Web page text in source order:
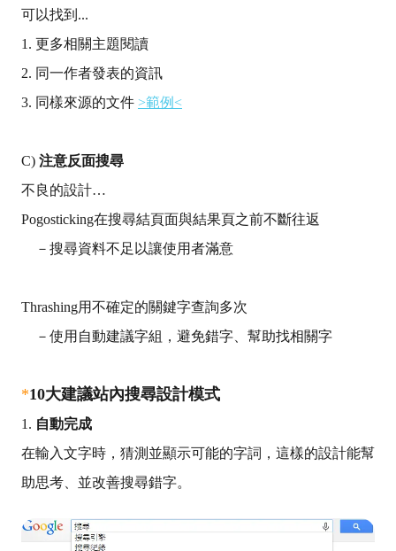
可以找到 ...
1. 更多相關主題閱讀
2. 同一作者發表的資訊
3. 同樣來源的文件 >範例 <
C) 注意反面搜尋
不良的設計…
Pogosticking在搜尋結頁面與結果頁之前不斷往返
－搜尋資料不足以讓使用者滿意
Thrashing用不確定的關鍵字查詢多次
－使用自動建議字組，避免錯字、幫助找相關字
*10大建議站內搜尋設計模式
1. 自動完成
在輸入文字時，猜測並顯示可能的字詞，這樣的設計能幫
助思考、並改善搜尋錯字。